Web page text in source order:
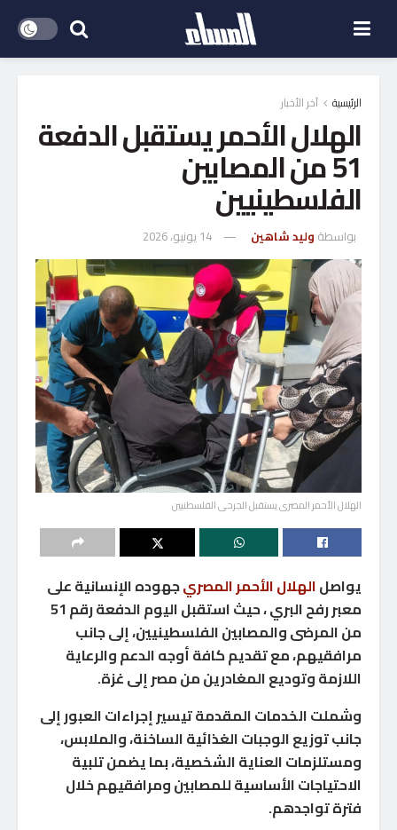
الرئيسية آخر الأخبار
الهلال الأحمر يستقبل الدفعة
51 من المصابين
الفلسطينيين
بواسطة وليد شاهين 14 يونيو، 2026
الهلال الأحمر المصرى يستقبل الجرحى الفلسطنيين
يواصلالهلال الأحمر المصريجهوده الإنسانية على
معبر رفح البري ، حيث استقبل اليوم الدفعة رقم 51
من المرضى والمصابين الفلسطينيين، إلى جانب
مرافقيهم، مع تقديم كافة أوجه الدعم والرعاية
اللازمة وتوديع المغادرين من مصر إلى غزة.
وشملت الخدمات المقدمة تيسير إجراءات العبور إلى
جانب توزيع الوجبات الغذائية الساخنة، والملابس،
ومستلزمات العناية الشخصية، بما يضمن تلبية
الاحتياجات الأساسية للمصابين ومرافقيهم خلال
فترة تواجدهم.